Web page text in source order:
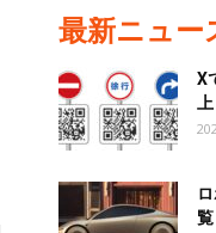
最新ニュー
X